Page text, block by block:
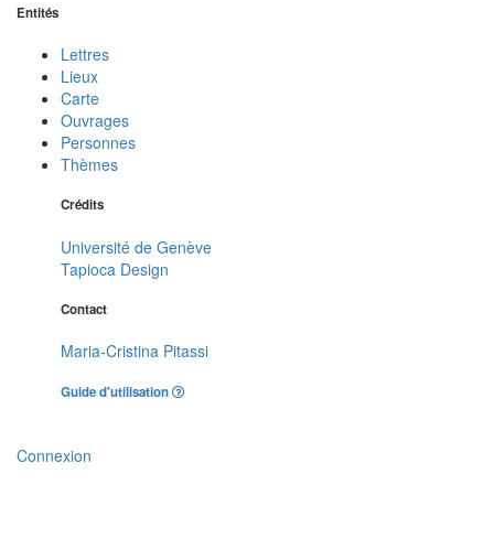
Entités
Lettres
Lieux
Carte
Ouvrages
Personnes
Thèmes
Crédits
Université de Genève
Tapioca Design
Contact
Maria-Cristina Pitassi
Guide d'utilisation
Connexion